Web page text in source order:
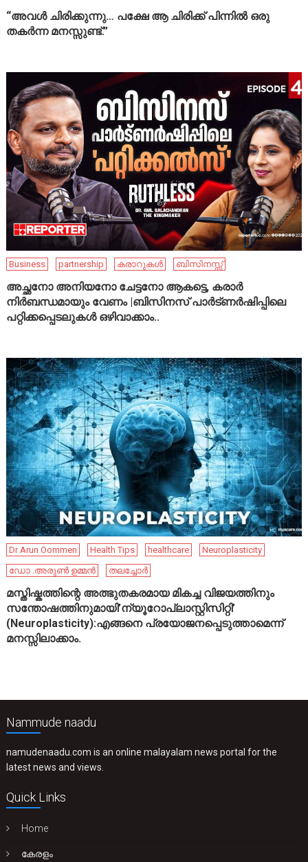
“അവൾ ചിരിക്കുന്നു… പക്ഷേ ആ ചിരിക്ക് പിന്നിൽ ഒരു
തകർന്ന മനസ്സുണ്ട്.”
Business partnership കരാറുകൾ ബിസിനസ്സ്
അച്ഛനോ അനിയനോ ചേട്ടനോ ആകട്ടെ, കരാർ
നിർബന്ധമായും വേണം |ബിസിനസ് പാർട്ണർഷിപ്പിലെ
പറ്റിക്കപ്പെടലുകൾ ഒഴിവാക്കാം..
Dr Arun Oommen Health Tips healthcare
Neuroplasticity
ഡോ .അരുൺ ഉമ്മൻ
തലച്ചോർ
മസ്തിഷ്കത്തിന്റെ അത്ഭുതകരമായ മികച്ച വിജയത്തിനും
സന്തോഷത്തിനുമായി’ന്യൂറോപ്ലാസ്റ്റിസിറ്റി’
(Neuroplasticity):എങ്ങനെ പ്രയോജനപ്പെടുത്താമെന്ന്
മനസ്സിലാക്കാം.
Nammude naadu
namudenaadu.com is an online malayalam news portal for the
latest news and views.
Quick Links
Home
കേരളം